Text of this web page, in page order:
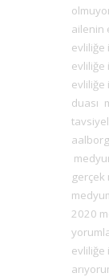
ailenin
evliliğe
evliliğe
evliliğe
duası
gerçek
2020
evliliğe